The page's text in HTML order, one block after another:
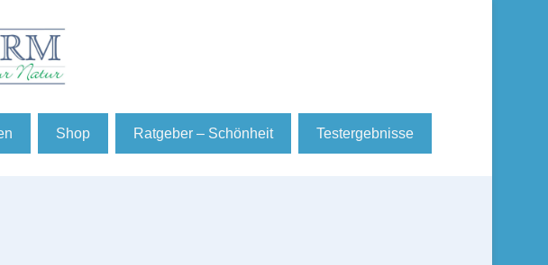
Shop Ratgeber – Schönheit Testergebnisse